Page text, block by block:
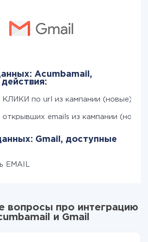
Acumbamail,
КЛИКИ по url из кампании (новые)
открывших emails из кампании
Gmail, доступные
EMAIL
вопросы про интеграцию
и Gmail